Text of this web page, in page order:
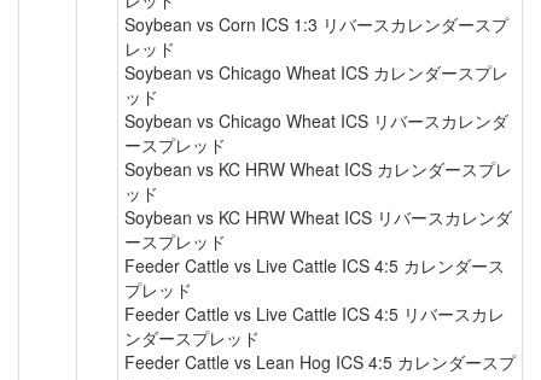
Soybean vs Corn ICS 1:3 リバースカレンダースプ
レッド
Soybean vs Chicago Wheat ICS カレンダースプレ
ッド
Soybean vs Chicago Wheat ICS リバースカレンダ
ースプレッド
Soybean vs KC HRW Wheat ICS カレンダースプレ
ッド
Soybean vs KC HRW Wheat ICS リバースカレンダ
ースプレッド
Feeder Cattle vs Live Cattle ICS 4:5 カレンダース
プレッド
Feeder Cattle vs Live Cattle ICS 4:5 リバースカレ
ンダースプレッド
Feeder Cattle vs Lean Hog ICS 4:5 カレンダースプ